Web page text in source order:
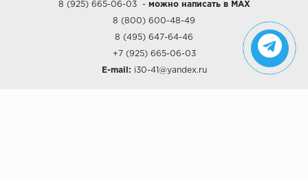
8 (925) 665-06-03- можно написать в MAX
8 (800) 600-48-49
8 (495) 647-64-46
+7 (925) 665-06-03
E-mail: i30-41@yandex.ru